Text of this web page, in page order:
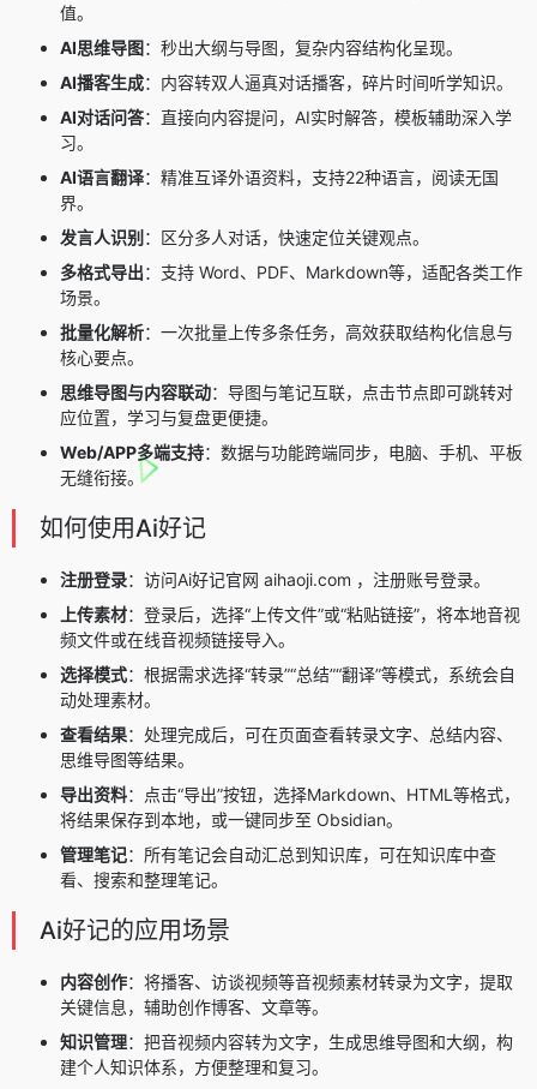
值。
AI思维导图：秒出大纲与导图，复杂内容结构化呈现。
AI播客生成：内容转双人逼真对话播客，碎片时间听学知识。
AI对话问答：直接向内容提问，AI实时解答，模板辅助深入学
习。
AI语言翻译：精准互译外语资料，支持22种语言，阅读无国
界。
发言人识别 ：区分多人对话，快速定位关键观点。
多格式导出：支持 Word、PDF、Markdown等，适配各类工作
场景。
批量化解析：一次批量上传多条任务，高效获取结构化信息与
核心要点。
思维导图与内容联动：导图与笔记互联，点击节点即可跳转对
应位置，学习与复盘更便捷。
Web/APP多端支持：数据与功能跨端同步，电脑、手机、平板
无缝衔接。
如何使用Ai好记
注册登录：访问Ai好记官网 aihaoji.com ，注册账号登录。
上传素材：登录后，选择“上传文件”或“粘贴链接”，将本地音视
频文件或在线音视频链接导入。
选择模式：根据需求选择“转录”“总结”“翻译”等模式，系统会自
动处理素材。
查看结果：处理完成后，可在页面查看转录文字、总结内容、
思维导图等结果。
导出资料：点击“导出”按钮，选择Markdown、HTML等格式，
将结果保存到本地，或一键同步至 Obsidian。
管理笔记：所有笔记会自动汇总到知识库，可在知识库中查
看、搜索和整理笔记。
Ai好记的应用场景
内容创作：将播客、访谈视频等音视频素材转录为文字，提取
关键信息，辅助创作博客、文章等。
知识管理：把音视频内容转为文字，生成思维导图和大纲，构
建个人知识体系，方便整理和复习。